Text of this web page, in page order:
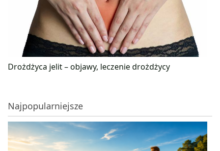
Drożdżyca jelit – objawy, leczenie drożdżycy
Najpopularniejsze